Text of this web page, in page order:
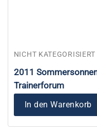
NICHT KATEGORISIERT
2011
Trainerforum
In den Warenkorb